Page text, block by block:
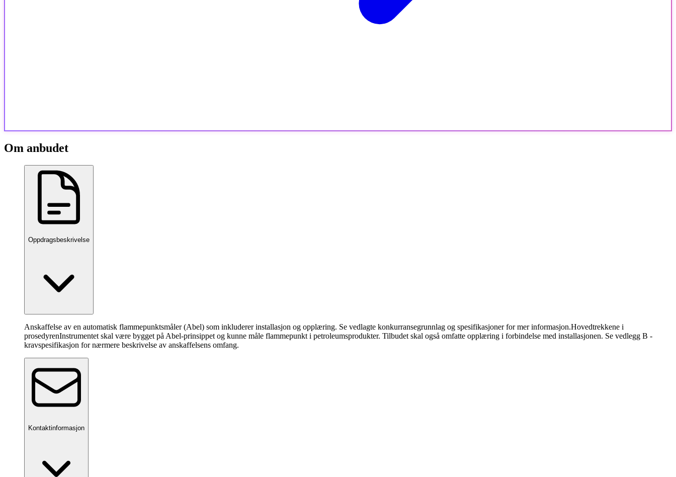
Om anbudet
Oppdragsbeskrivelse
Anskaffelse av en automatisk flammepunktsmåler (Abel) som inkluderer installasjon og opplæring. Se vedlagte konkurransegrunnlag og spesifikasjoner for mer informasjon.Hovedtrekkene i
prosedyrenInstrumentet skal være bygget på Abel-prinsippet og kunne måle flammepunkt i petroleumsprodukter. Tilbudet skal også omfatte opplæring i forbindelse med installasjonen. Se vedlegg B -
kravspesifikasjon for nærmere beskrivelse av anskaffelsens omfang.
Kontaktinformasjon